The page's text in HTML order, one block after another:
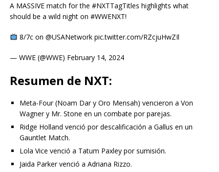
A MASSIVE match for the #NXTTagTitles highlights what
should be a wild night on #WWENXT!
8/7c on @USANetwork pic.twitter.com/RZcjuHwZIl
— WWE (@WWE) February 14, 2024
Resumen de NXT:
Meta-Four (Noam Dar y Oro Mensah) vencieron a Von
Wagner y Mr. Stone en un combate por parejas.
Ridge Holland venció por descalificación a Gallus en un
Gauntlet Match.
Lola Vice venció a Tatum Paxley por sumisión.
Jaida Parker venció a Adriana Rizzo.